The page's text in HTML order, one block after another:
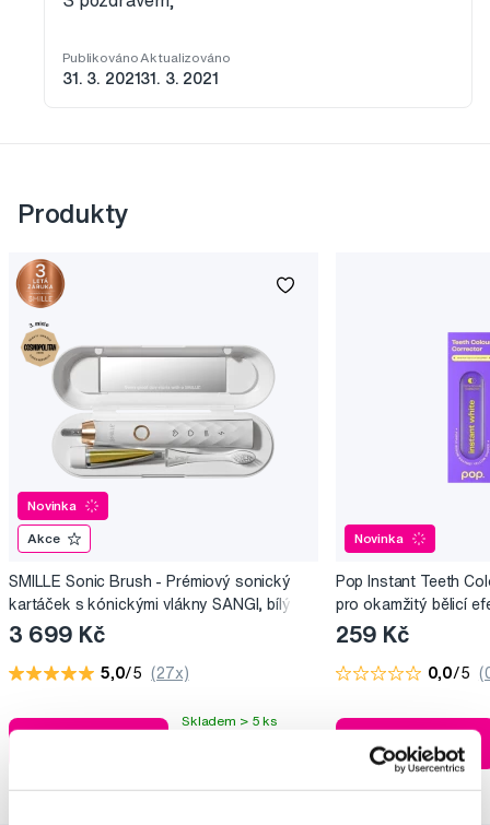
Publikováno
31. 3. 2021
Aktualizováno
31. 3. 2021
Produkty
Novinka
Akce
SMILLE Sonic Brush - Prémiový sonický
kartáček s kónickými vlákny SANGI, bílý
3 699 Kč
5,0/5 (27x)
Skladem > 5 ks
Novinka
Pop Instant Teeth
pro okamžitý bělicí
259 Kč
0,0/5
Do košíku